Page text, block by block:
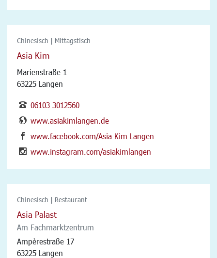
Chinesisch | Mittagstisch
Asia Kim
Marienstraße 1
63225 Langen
06103 3012560
www.asiakimlangen.de
www.facebook.com/Asia Kim Langen
www.instagram.com/asiakimlangen
Chinesisch | Restaurant
Asia Palast
Am Fachmarktzentrum
Ampèrestraße 17
63225 Langen